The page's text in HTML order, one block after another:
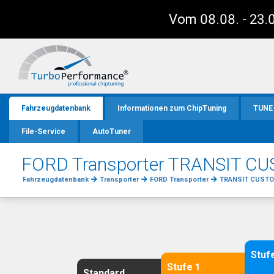
Vom 08.08. -
Fahrzeugdatenbank Informationen zum ChipTuning
File-Service AutoTuner
FORD Transporter TRANSIT
Fahrzeugdatenbank Transporter FORD Transporter TRANSIT
Stufe 1